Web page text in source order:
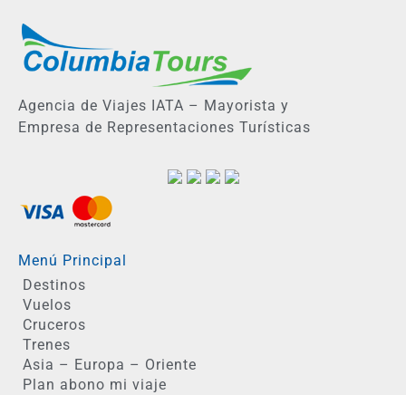
Agencia de Viajes IATA – Mayorista y
Empresa de Representaciones Turísticas
Menú Principal
Destinos
Vuelos
Cruceros
Trenes
Asia – Europa – Oriente
Plan abono mi viaje